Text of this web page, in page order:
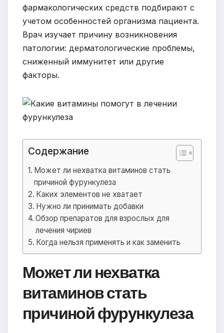
фармакологических средств подбирают с
учетом особенностей организма пациента.
Врач изучает причину возникновения
патологии: дерматологические проблемы,
сниженный иммунитет или другие
факторы.
Содержание
Может ли нехватка витаминов стать
причиной фурункулеза
Каких элементов не хватает
Нужно ли принимать добавки
Обзор препаратов для взрослых для
лечения чириев
Когда нельзя применять и как заменить
Может ли нехватка
витаминов стать
причиной фурункулеза